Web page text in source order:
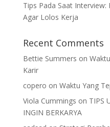
Tips Pada Saat Interview:
Agar Lolos Kerja
Recent Comments
Bettie Summers on
Karir
copero on Waktu Yang
Viola Cummings on TIPS
INGIN BERKARYA